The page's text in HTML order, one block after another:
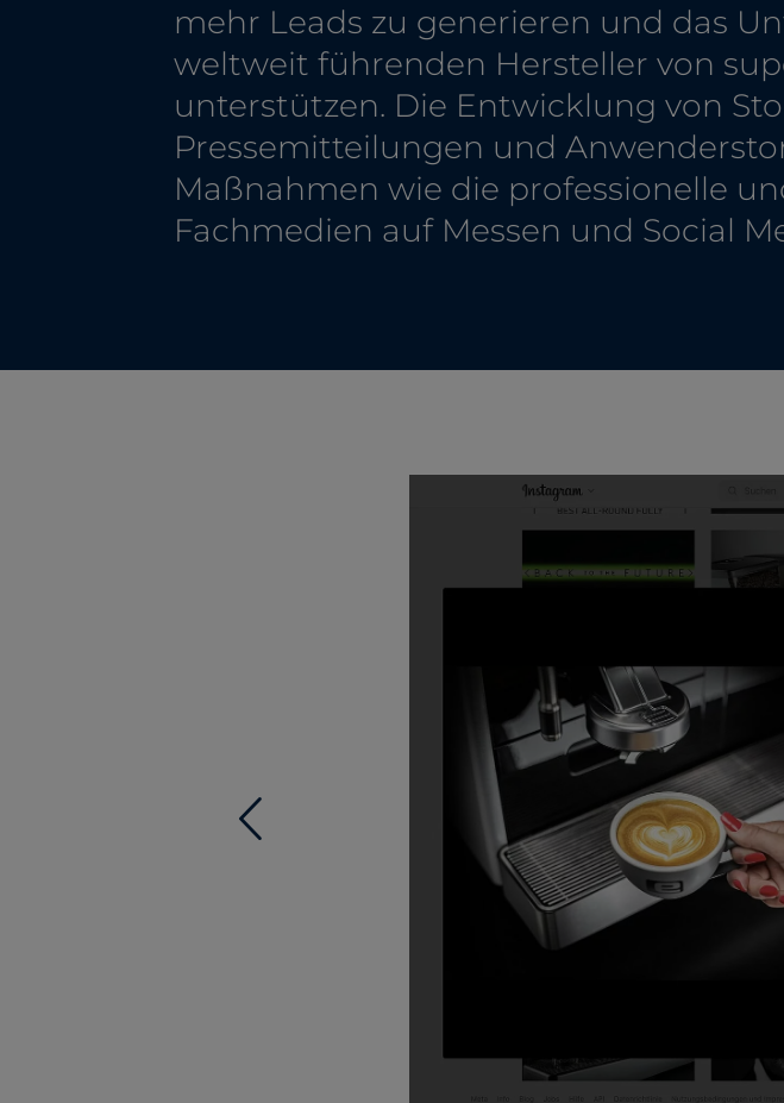
mehr Leads zu generieren und das
weltweit führenden Hersteller von
unterstützen. Die Entwicklung von
Pressemitteilungen und
Maßnahmen wie die professionelle
Fachmedien auf Messen und Social